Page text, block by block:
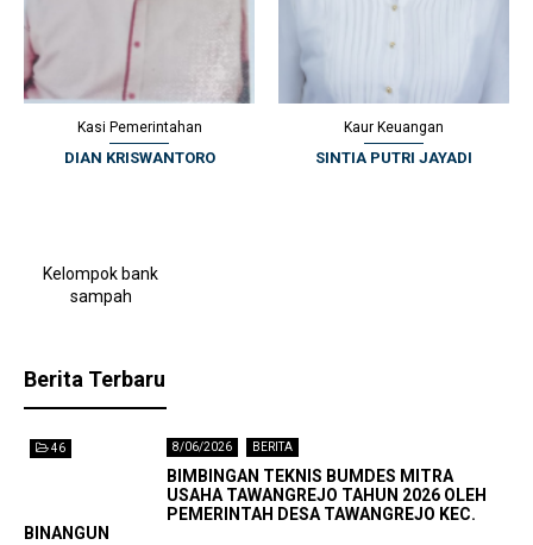
Kaur Keuangan
SINTIA PUTRI JAYADI
Kamituwo
MUNIP
Kelompok bank
sampah
Berita Terbaru
8/06/2026 BERITA
BIMBINGAN TEKNIS BUMDES MITRA
USAHA TAWANGREJO TAHUN 2026 OLEH
PEMERINTAH DESA TAWANGREJO KEC.
BINANGUN
46